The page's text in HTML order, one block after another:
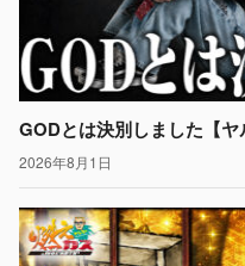
GODとは決別しました【ヤ
2026年8月1日